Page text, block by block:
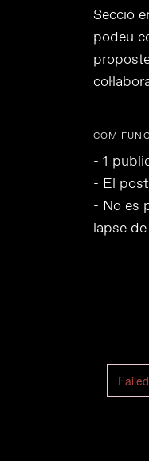
Secció
podeu
COM
- 1
- El
- No es
lapse
Failed